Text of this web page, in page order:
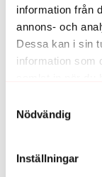
information från
annons- och
Dessa kan i sin
information som
Nödvändig
Inställningar
Mjukt och
0
SÅ oerhört
Carro ☺️😘